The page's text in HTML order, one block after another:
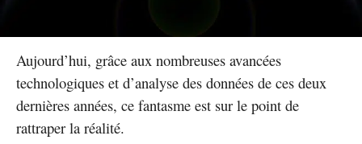
Aujourd’hui, grâce aux nombreuses avancées
technologiques et d’analyse des données de ces deux
dernières années, ce fantasme est sur le point de
rattraper la réalité.